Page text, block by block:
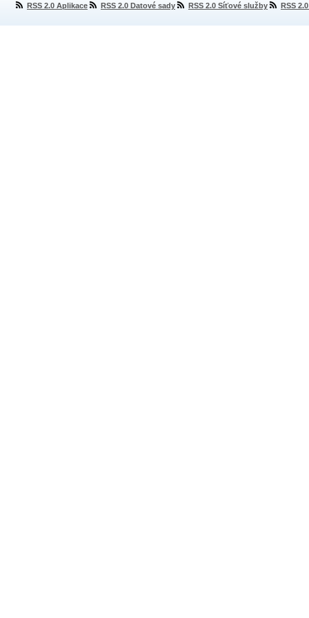
RSS 2.0 Aplikace RSS 2.0 Datové sady RSS 2.0 Síťové služby RSS